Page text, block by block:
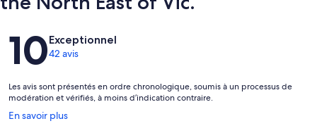
Avis
10Exceptionnel
42 avis
Les avis sont présentés en ordre chronologique, soumis à un processus de
modération et vérifiés, à moins d’indication contraire.
En savoir plus
S’ouvre